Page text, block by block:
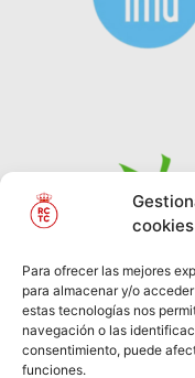
cookies
Para ofrecer las mejores
para almacenar y/o
estas tecnologías nos
navegación o las
consentimiento, puede
funciones.
© REAL CLUB DE
TENIS
CABEZARRUBIA